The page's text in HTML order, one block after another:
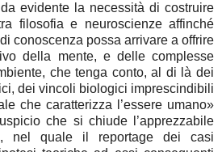
evidente la necessità di costruire
filosofia e neuroscienze affinché
conoscenza possa arrivare a offrire
della mente, e delle complesse
che tenga conto, al di là dei
dei vincoli biologici imprescindibili
che caratterizza l’essere umano»
che si chiude l’apprezzabile
nel quale il reportage dei casi